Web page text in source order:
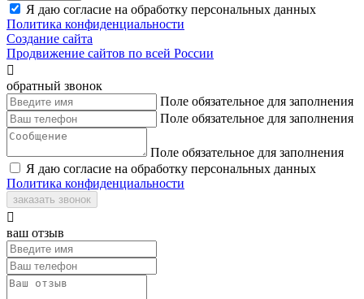
Я даю согласие на обработку персональных данных
Политика конфиденциальности
Создание сайта
Продвижение сайтов по всей России

обратный звонок
Поле обязательное для заполнения
Поле обязательное для заполнения
Поле обязательное для заполнения
Я даю согласие на обработку персональных данных
Политика конфиденциальности
заказать звонок

ваш отзыв